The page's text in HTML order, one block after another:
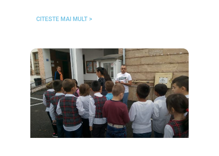
CITESTE MAI MULT >